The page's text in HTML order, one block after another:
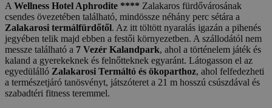
A Wellness Hotel Aphrodite **** Zalakaros fürdővárosának
csendes övezetében található, mindössze néhány perc sétára a
Zalakarosi termálfürdőtől. Az itt töltött nyaralás igazán a pihenés
jegyében telik majd ebben a festői környezetben. A szállodától nem
messze található a 7 Vezér Kalandpark, ahol a történelem játék és
kaland a gyerekeknek és felnőtteknek egyaránt. Látogasson el az
egyedülálló Zalakarosi Termáltó és ökoparthoz, ahol felfedezheti
a természetjáró tanösvényt, játszóteret a 21 m hosszú csúszdával és
szabadtéri fitness teremmel.